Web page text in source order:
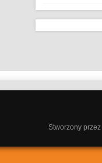
Stworzony przez